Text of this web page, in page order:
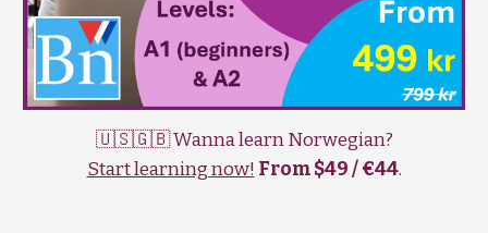
🇺🇸🇬🇧 Wanna learn Norwegian?
Start learning now! From $49 / €44.